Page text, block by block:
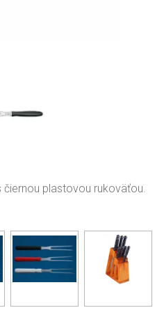
čiernou plastovou rukoväťou.